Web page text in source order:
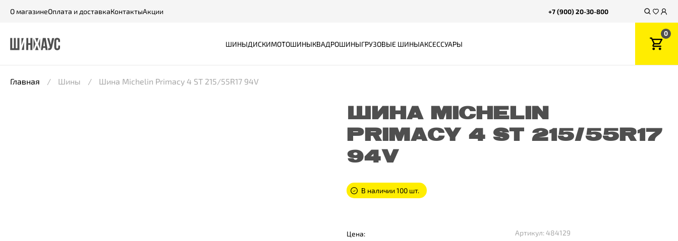
О магазинеОплата и доставкаКонтактыАкции +7 (900) 20-30-800
ШИНЫДИСКИМОТОШИНЫКВАДРОШИНЫГРУЗОВЫЕ ШИНЫАКСЕССУАРЫ
0
Главная Шины Шина Michelin Primacy 4 ST 215/55R17 94V
ШИНА MICHELIN
PRIMACY 4 ST 215/55R17
94V
В наличии 100 шт.
Цена: Артикул: 484129